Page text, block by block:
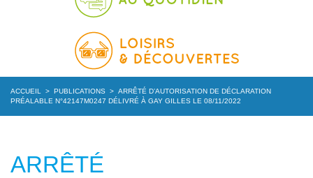
ACCUEIL > PUBLICATIONS > ARRÊTÉ D’AUTORISATION DE DÉCLARATION
PRÉALABLE N°42147M0247 DÉLIVRÉ À GAY GILLES LE 08/11/2022
ARRÊTÉ